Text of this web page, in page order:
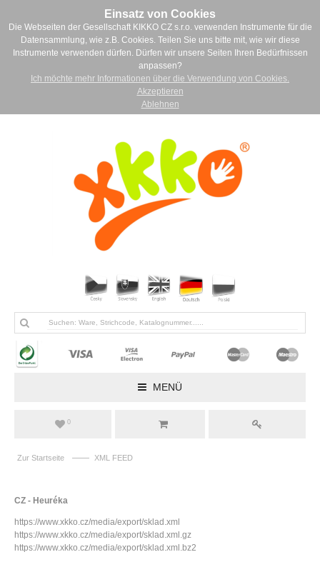
Einsatz von Cookies
Die Webseiten der Gesellschaft KIKKO CZ s.r.o. verwenden Instrumente für die
Datensammlung, wie z.B. Cookies. Teilen Sie uns bitte mit, wie wir diese
Instrumente verwenden dürfen. Dürfen wir unsere Seiten Ihren Bedürfnissen
anpassen?
Ich möchte mehr Informationen über die Verwendung von Cookies.
Akzeptieren
Ablehnen
MENÜ
0
Zur Startseite —— XML FEED
CZ - Heuréka
https://www.xkko.cz/media/export/sklad.xml
https://www.xkko.cz/media/export/sklad.xml.gz
https://www.xkko.cz/media/export/sklad.xml.bz2